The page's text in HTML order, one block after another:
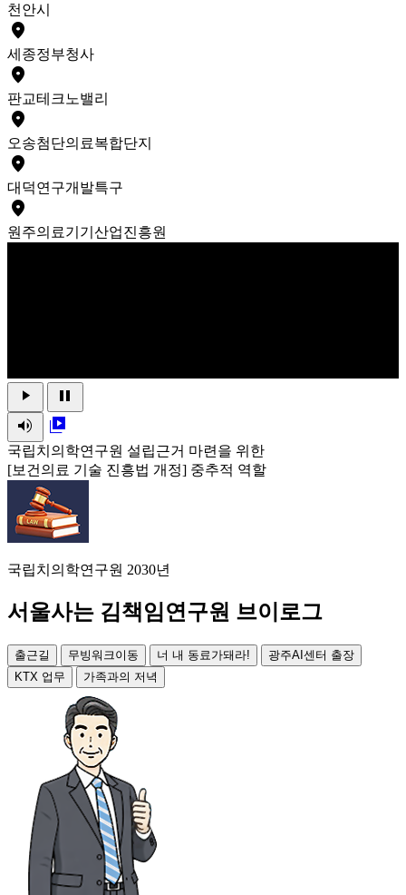
천안시
place
세종정부청사
place
판교테크노밸리
place
오송첨단의료복합단지
place
대덕연구개발특구
place
원주의료기기산업진흥원
play_arrow
pause
volume_up
video_library
국립치의학연구원 설립근거 마련을 위한
[보건의료 기술 진흥법 개정] 중추적 역할
국립치의학연구원 2030년
서울사는 김책임연구원 브이로그
출근길 무빙워크이동 너 내 동료가돼라!
광주AI센터 출장
KTX 업무
가족과의 저녁